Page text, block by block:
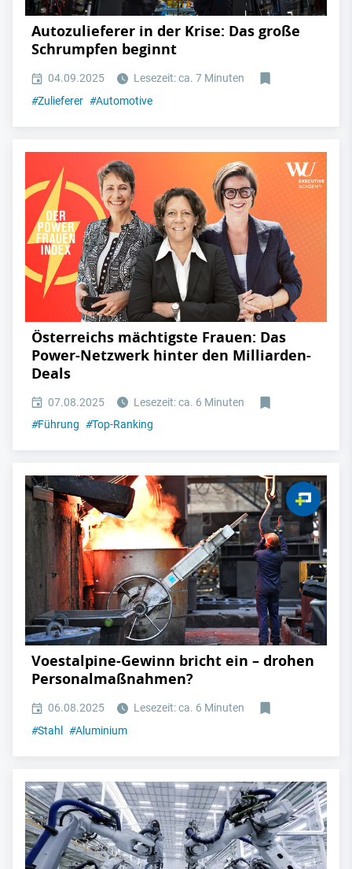
Autozulieferer in der Krise: Das große
Schrumpfen beginnt
04.09.2025
Lesezeit: ca. 7 Minuten
#Zulieferer #Automotive
Österreichs mächtigste Frauen: Das
Power-Netzwerk hinter den Milliarden-
Deals
07.08.2025
Lesezeit: ca. 6 Minuten
#Führung #Top-Ranking
Voestalpine-Gewinn bricht ein – drohen
Personalmaßnahmen?
06.08.2025
Lesezeit: ca. 6 Minuten
#Stahl #Aluminium